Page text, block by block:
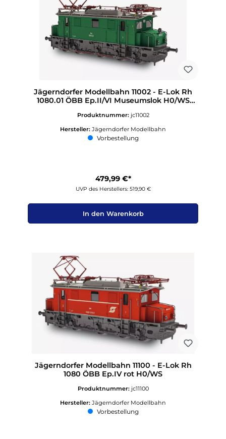
Jägerndorfer Modellbahn 11002 - E-Lok Rh
1080.01 ÖBB Ep.II/VI Museumslok H0/WS
Produktnummer: jc11002
Hersteller: Jägerndorfer Modellbahn
Vorbestellung
479,99 €*
UVP des Herstellers: 519,90 €
In den Warenkorb
Jägerndorfer Modellbahn 11100 - E-Lok Rh
1080 ÖBB Ep.IV rot H0/WS
Produktnummer: jc11100
Hersteller: Jägerndorfer Modellbahn
Vorbestellung